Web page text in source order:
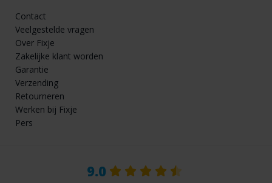
Contact
Veelgestelde vragen
Over Fixje
Zakelijke klant worden
Garantie
Verzending
Retourneren
Werken bij Fixje
Pers
9.0